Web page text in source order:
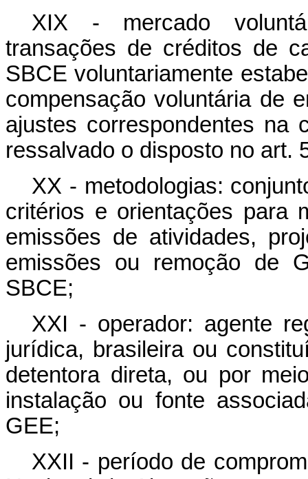
XIX - mercado
transações de créditos de
SBCE voluntariamente
compensação voluntária de
ajustes correspondentes na
ressalvado o disposto no art.
XX - metodologias:
critérios e orientações para
emissões de atividades,
emissões ou remoção de
SBCE;
XXI - operador: agente
jurídica, brasileira ou
detentora direta, ou por
instalação ou fonte
GEE;
XXII - período de